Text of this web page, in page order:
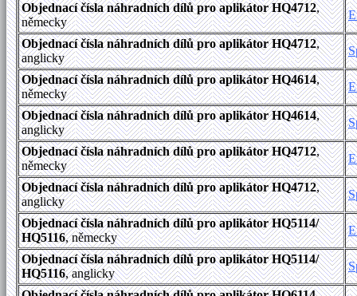
Objednací čísla náhradních dílů pro aplikátor HQ4712,
německy
Objednací čísla náhradních dílů pro aplikátor HQ4712,
anglicky
Objednací čísla náhradních dílů pro aplikátor HQ4614,
německy
Objednací čísla náhradních dílů pro aplikátor HQ4614,
anglicky
Objednací čísla náhradních dílů pro aplikátor HQ4712,
německy
Objednací čísla náhradních dílů pro aplikátor HQ4712,
anglicky
Objednací čísla náhradních dílů pro aplikátor HQ5114/
HQ5116, německy
Objednací čísla náhradních dílů pro aplikátor HQ5114/
HQ5116, anglicky